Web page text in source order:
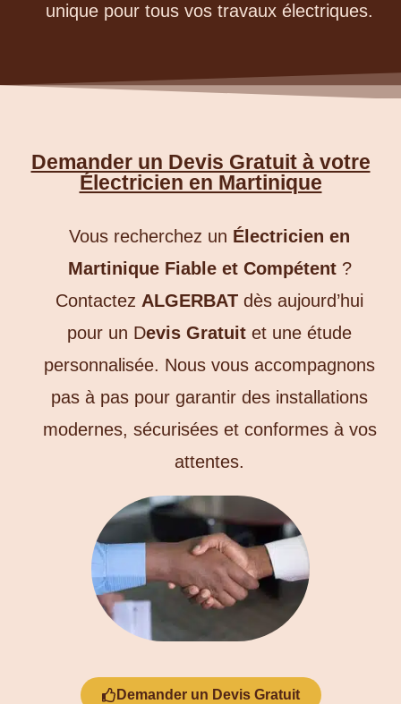
unique pour tous vos travaux électriques.
Demander un Devis Gratuit à votre
Électricien en Martinique
Vous recherchez un Électricien en
Martinique Fiable et Compétent?
Contactez ALGERBAT dès aujourd’hui
pour un Devis Gratuit et une étude
personnalisée. Nous vous accompagnons
pas à pas pour garantir des installations
modernes, sécurisées et conformes à vos
attentes.
Demander un Devis Gratuit